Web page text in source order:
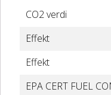
CO2 verdi
Effekt
Effekt
EPA CERT FUEL